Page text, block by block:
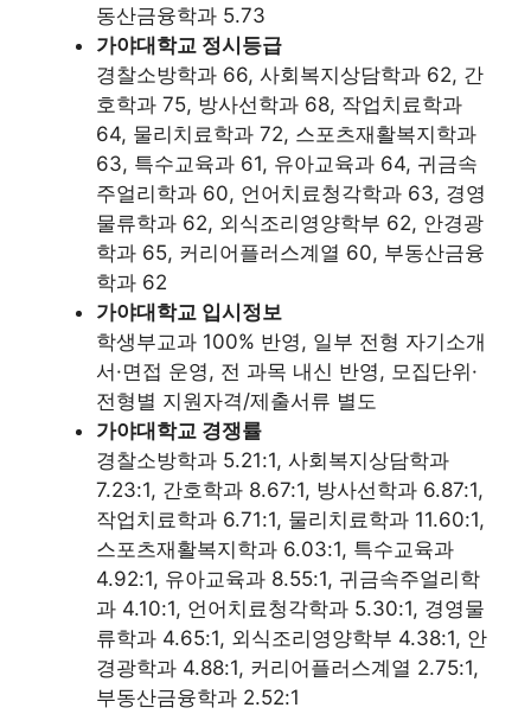
동산금융학과 5.73
가야대학교 정시등급
경찰소방학과 66, 사회복지상담학과 62, 간
호학과 75, 방사선학과 68, 작업치료학과
64, 물리치료학과 72, 스포츠재활복지학과
63, 특수교육과 61, 유아교육과 64, 귀금속
주얼리학과 60, 언어치료청각학과 63, 경영
물류학과 62, 외식조리영양학부 62, 안경광
학과 65, 커리어플러스계열 60, 부동산금융
학과 62
가야대학교 입시정보
학생부교과 100% 반영, 일부 전형 자기소개
서·면접 운영, 전 과목 내신 반영, 모집단위·
전형별 지원자격/제출서류 별도
가야대학교 경쟁률
경찰소방학과 5.21:1, 사회복지상담학과
7.23:1, 간호학과 8.67:1, 방사선학과 6.87:1,
작업치료학과 6.71:1, 물리치료학과 11.60:1,
스포츠재활복지학과 6.03:1, 특수교육과
4.92:1, 유아교육과 8.55:1, 귀금속주얼리학
과 4.10:1, 언어치료청각학과 5.30:1, 경영물
류학과 4.65:1, 외식조리영양학부 4.38:1, 안
경광학과 4.88:1, 커리어플러스계열 2.75:1,
부동산금융학과 2.52:1